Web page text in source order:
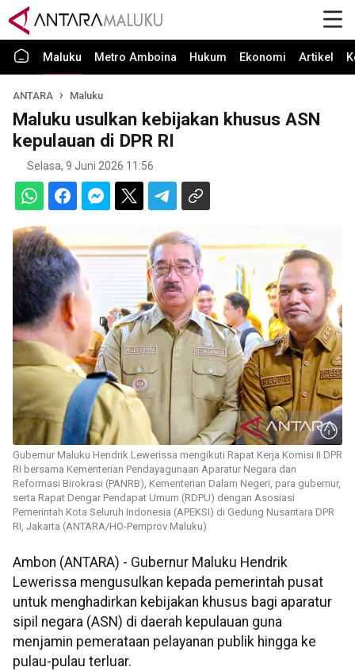
Maluku Metro Amboina Hukum Ekonomi Artikel
ANTARA Maluku
Maluku usulkan kebijakan khusus ASN
kepulauan di DPR RI
Selasa, 9 Juni 2026 11:56
Gubernur Maluku Hendrik Lewerissa mengikuti Rapat Kerja Komisi II DPR
RI bersama Kementerian Pendayagunaan Aparatur Negara dan
Reformasi Birokrasi (PANRB), Kementerian Dalam Negeri, para gubernur,
serta Rapat Dengar Pendapat Umum (RDPU) dengan Asosiasi
Pemerintah Kota Seluruh Indonesia (APEKSI) di Gedung Nusantara DPR
RI, Jakarta (ANTARA/HO-Pemprov Maluku)
Ambon (ANTARA) - Gubernur Maluku Hendrik
Lewerissa mengusulkan kepada pemerintah pusat
untuk menghadirkan kebijakan khusus bagi aparatur
sipil negara (ASN) di daerah kepulauan guna
menjamin pemerataan pelayanan publik hingga ke
pulau-pulau terluar.